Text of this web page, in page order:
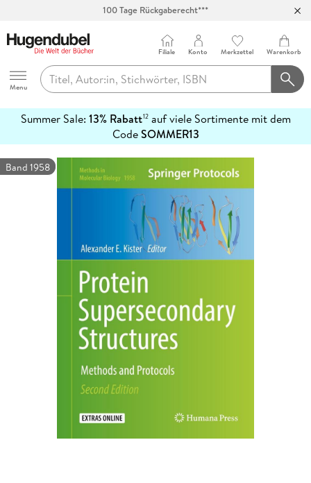
100 Tage Rückgaberecht***
Hugendubel
Menu
Filiale Konto Merkzettel Warenkorb
Summer Sale: 13% Rabatt12auf viele Sortimente mit dem
CodeSOMMER13
erfahren
Band 1958